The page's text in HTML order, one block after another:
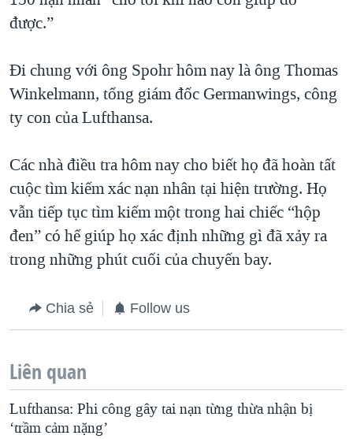
được.”
Đi chung với ông Spohr hôm nay là ông Thomas
Winkelmann, tổng giám đốc Germanwings, công
ty con của Lufthansa.
Các nhà điều tra hôm nay cho biết họ đã hoàn tất
cuộc tìm kiếm xác nạn nhân tại hiện trường. Họ
vẫn tiếp tục tìm kiếm một trong hai chiếc “hộp
đen” có hể giúp họ xác định những gì đã xảy ra
trong những phút cuối của chuyến bay.
Chia sẻ Follow us
Liên quan
Lufthansa: Phi công gây tai nạn từng thừa nhận bị
‘trầm cảm nặng’